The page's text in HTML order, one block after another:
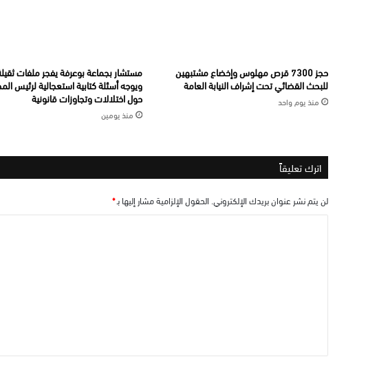
حجز 7300 قرص مهلوس وإخضاع مشتبهين
للبحث القضائي تحت إشراف النيابة العامة
منذ يوم واحد
مستشار بجماعة بوعرفة يفجر ملفات
ويوجه أسئلة كتابية استعجالية لرئيس
حول اختلالات وتجاوزات قانونية
منذ يومين
اترك تعليقاً
لن يتم نشر عنوان بريدك الإلكتروني. الحقول الإلزامية مشار إليها بـ*